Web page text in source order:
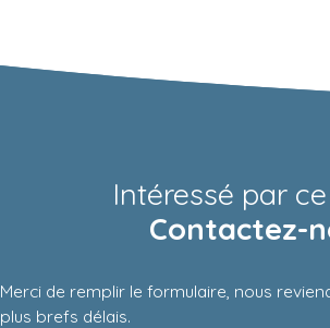
Intéressé par
Contactez-
Merci de remplir le formulaire, nous
plus brefs délais.